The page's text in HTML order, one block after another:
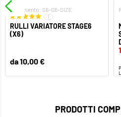
Riferimento: S6-G6-SIZE
1
RULLI VARIATORE STAGE6
(X6)
da 10,00 €
PRODOTTI